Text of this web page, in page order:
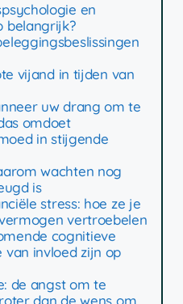
en
belangrijk?
vijand in tijden van
uw drang om te
omdoet
in stijgende
wachten nog
is
stress: hoe ze je
vertroebelen
cognitieve
van invloed zijn op
de angst om te